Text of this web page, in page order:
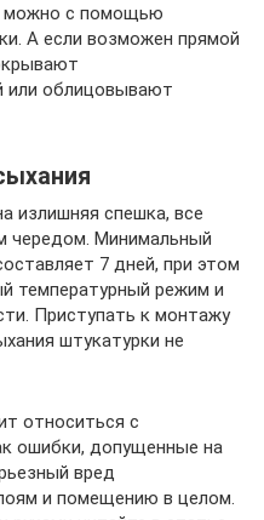
можно с помощью
А если возможен прямой
или облицовывают
излишняя спешка, все
чередом. Минимальный
7 дней, при этом
температурный режим и
Приступать к монтажу
штукатурки не
относиться с
ошибки, допущенные на
вред
и помещению в целом.